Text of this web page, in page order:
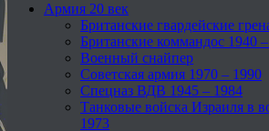
Армия 20 век
Британские гвардейские
Британские коммандос 1940
Военный снайпер
Советская армия 1970 – 1990
Спецназ ВДВ 1945 – 1984
Танковые войска Израиля в
1973